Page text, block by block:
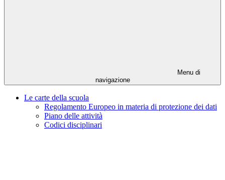
Menu di
navigazione
Le carte della scuola
Regolamento Europeo in materia di protezione dei dati
Piano delle attività
Codici disciplinari